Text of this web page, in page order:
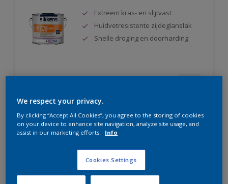
Extreem kras- en slijtvast
Huidvetresistente zijdeglanslak
Snelle droging en doorharding
Rubbol BL Rezisto Mat
Extreem kras- en slijtvast
Huidvetresistente matte lak
We respect your privacy.
By clicking “Accept All Cookies”, you agree to the storing of cookies
on your device to enhance site navigation, analyze site usage, and
assist in our marketing efforts.
Info
Cookies Settings